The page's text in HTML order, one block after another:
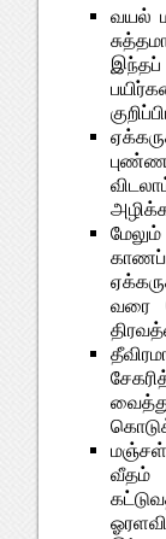
வயல்
வரை
வீதம்